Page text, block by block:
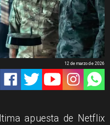
12 de marzo de 2026
apuesta de Netflix